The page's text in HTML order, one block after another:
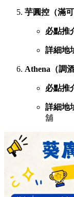
芋圓控（滿
必點推
詳細地
Athena（調
必點推
詳細地
舖